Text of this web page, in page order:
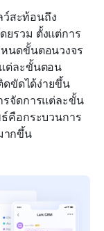
ว์สะท้อนถึง
ยรวม ตั้งแต่การ
นดขั้นตอนวงจร
ต่ละขั้นตอน
ดขัดได้ง่ายขึ้น
รจัดการแต่ละขั้น
คือกระบวนการ
ากขึ้น